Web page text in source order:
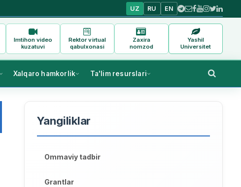
UZ RU EN
Imtihon video
kuzatuvi
Rektor virtual
qabulxonasi
Zaxira
nomzod
Yashil
Universitet
Xalqaro hamkorlik Ta'lim resurslari
Yangiliklar
Ommaviy tadbir
Grantlar